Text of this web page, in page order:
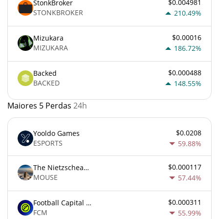
StonkBroker
STONKBROKER
$0.004981
210.49%
Mizukara
MIZUKARA
$0.00016
186.72%
Backed
BACKED
$0.000488
148.55%
Maiores 5 Perdas 24h
Yooldo Games
ESPORTS
$0.0208
59.88%
The Nietzschean Mouse
MOUSE
$0.000117
57.44%
Football Capital Markets
FCM
$0.000311
55.99%